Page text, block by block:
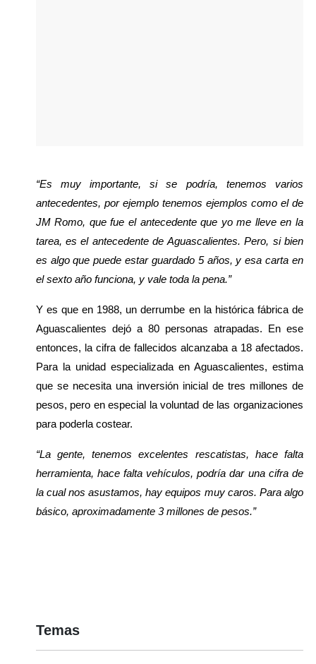
“Es muy importante, si se podría, tenemos varios
antecedentes, por ejemplo tenemos ejemplos como el de
JM Romo, que fue el antecedente que yo me lleve en la
tarea, es el antecedente de Aguascalientes. Pero, si bien
es algo que puede estar guardado 5 años, y esa carta en
el sexto año funciona, y vale toda la pena.”
Y es que en 1988, un derrumbe en la histórica fábrica de
Aguascalientes dejó a 80 personas atrapadas. En ese
entonces, la cifra de fallecidos alcanzaba a 18 afectados.
Para la unidad especializada en Aguascalientes, estima
que se necesita una inversión inicial de tres millones de
pesos, pero en especial la voluntad de las organizaciones
para poderla costear.
“La gente, tenemos excelentes rescatistas, hace falta
herramienta, hace falta vehículos, podría dar una cifra de
la cual nos asustamos, hay equipos muy caros. Para algo
básico, aproximadamente 3 millones de pesos.”
Temas